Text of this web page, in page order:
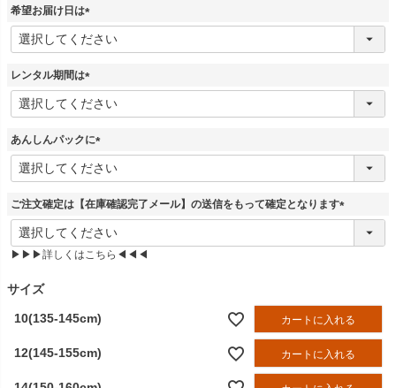
希望お届け日は
(
必
)
レンタル期間は
(
必
)
あんしんパックに
(
必
)
ご注文確定は【在庫確認完了メール】の送信をもって確定となります
(
▶▶▶詳しくはこちら◀◀◀
サイズ
10(135-145cm) カートに入れる
12(145-155cm) カートに入れる